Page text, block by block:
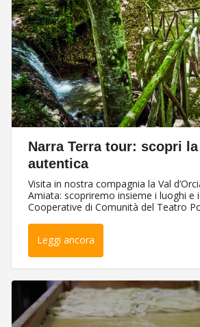
Narra Terra tour: scopri la
autentica
Visita in nostra compagnia la Val
Amiata: scopriremo insieme i luoghi e
Cooperative di Comunità del Teatro
Leggi ancora